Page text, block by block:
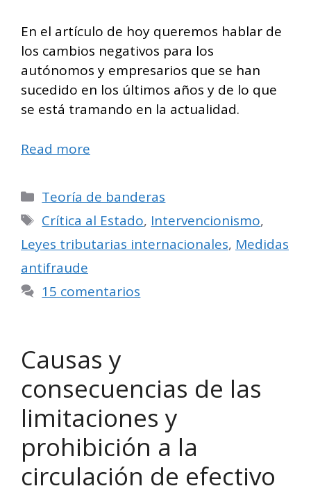
En el artículo de hoy queremos hablar de
los cambios negativos para los
autónomos y empresarios que se han
sucedido en los últimos años y de lo que
se está tramando en la actualidad.
Read more
Categorías
Teoría de banderas
Etiquetas
Crítica al Estado, Intervencionismo,
Leyes tributarias internacionales, Medidas
antifraude
15 comentarios
Causas y
consecuencias de las
limitaciones y
prohibición a la
circulación de efectivo